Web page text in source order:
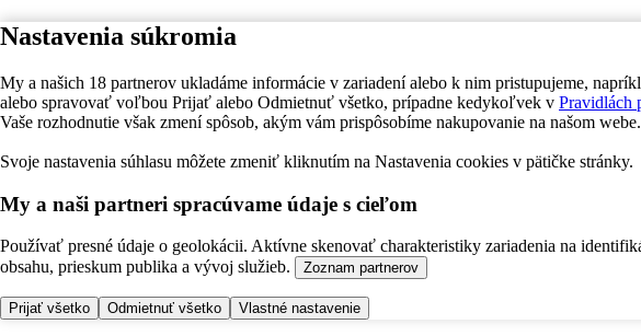
Nastavenia súkromia
My a našich 18 partnerov ukladáme informácie v zariadení alebo k nim pristupujeme,
alebo spravovať voľbou Prijať alebo Odmietnuť všetko, prípadne kedykoľvek v Pravidlách
Vaše rozhodnutie však zmení spôsob, akým vám prispôsobíme nakupovanie na našom webe.
Svoje nastavenia súhlasu môžete zmeniť kliknutím na Nastavenia cookies v pätičke stránky.
My a naši partneri spracúvame údaje s cieľom
Používať presné údaje o geolokácii. Aktívne skenovať charakteristiky zariadenia na
obsahu, prieskum publika a vývoj služieb.
Zoznam partnerov
Prijať všetko Odmietnuť všetko Vlastné nastavenie